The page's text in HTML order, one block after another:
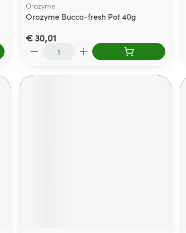
Orozyme
Orozyme Bucco-fresh Pot 40g
€ 30,01